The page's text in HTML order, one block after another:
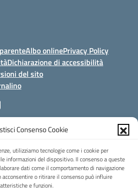
Consenso Cookie
utilizziamo tecnologie come i cookie per
informazioni del dispositivo. Il consenso a queste
dati come il comportamento di navigazione
o ritirare il consenso può influire
e funzioni.
Albo onlinePrivacy Policy
Dichiarazione di accessibilità
del sito
51 - 24021 Albino (Bg)
(PEC):bgis00900b@pec.istruzione.it